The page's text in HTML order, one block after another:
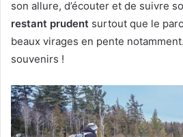
son allure, d’écouter et de suivre
restant prudent surtout que le
beaux virages en pente
souvenirs !